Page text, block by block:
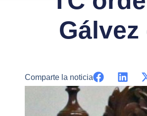
Comparte la noticia